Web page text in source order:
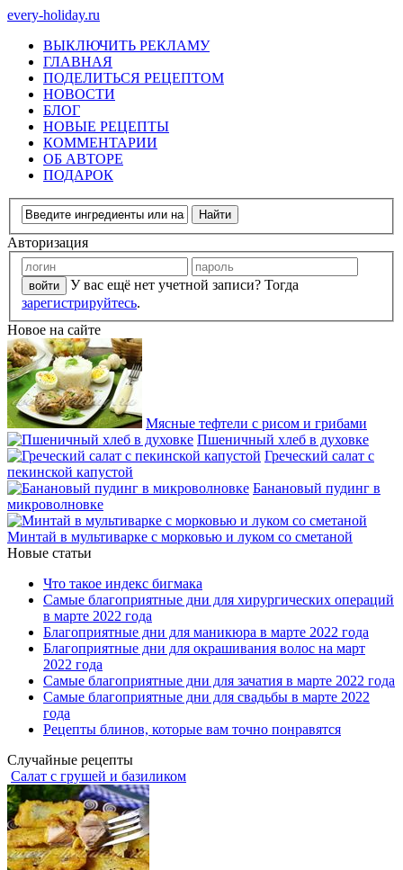
every-holiday.ru
ВЫКЛЮЧИТЬ РЕКЛАМУ
ГЛАВНАЯ
ПОДЕЛИТЬСЯ РЕЦЕПТОМ
НОВОСТИ
БЛОГ
НОВЫЕ РЕЦЕПТЫ
КОММЕНТАРИИ
ОБ АВТОРЕ
ПОДАРОК
Авторизация
У вас ещё нет учетной записи? Тогда
зарегистрируйтесь.
Новое на сайте
Мясные тефтели с рисом и грибами
Пшеничный хлеб в духовке
Греческий салат с
пекинской капустой
Банановый пудинг в
микроволновке
Минтай в мультиварке с морковью и луком со сметаной
Новые статьи
Что такое индекс бигмака
Самые благоприятные дни для хирургических операций
в марте 2022 года
Благоприятные дни для маникюра в марте 2022 года
Благоприятные дни для окрашивания волос на март
2022 года
Самые благоприятные дни для зачатия в марте 2022 года
Самые благоприятные дни для свадьбы в марте 2022
года
Рецепты блинов, которые вам точно понравятся
Случайные рецепты
Салат с грушей и базиликом